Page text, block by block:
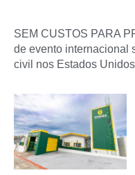
SEM CUSTOS PARA
de evento internacional
civil nos Estados Unidos